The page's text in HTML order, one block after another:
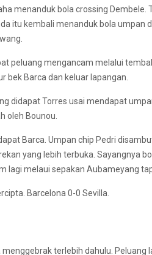
menanduk bola crossing
itu kembali menanduk bola
peluang mengancam melalui
bek Barca dan keluar lapangan.
didapat Torres usai mendapat
oleh Bounou.
Barca. Umpan chip Pedri
yang lebih terbuka. Sayangnya
lagi melaui sepakan Aubameyang
Barcelona 0-0 Sevilla.
menggebrak terlebih dahulu.